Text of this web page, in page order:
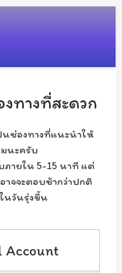
ทางที่สะดวก
นช่องทางที่แนะนำให้
นะครับ
ภายใน 5-15 นาที แต่
าจจะตอบช้ากว่าปกติ
นวันรุ่งขึ้น
Account